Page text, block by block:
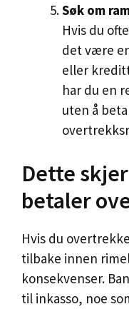
Søk om
Hvis du
det være
eller
har du en
uten å
Dette
betaler
Hvis du
tilbake innen
konsekvenser.
til inkasso, noe